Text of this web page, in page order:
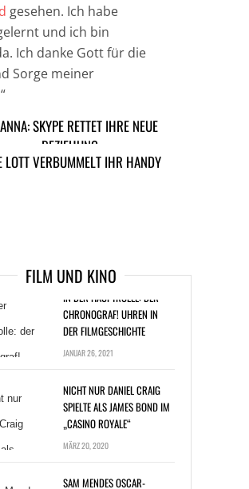
gesehen. Ich habe
und ich bin
Ich danke Gott für die
Sorge meiner
HASSELHOFF HOLLYWOOD
SKYPE RETTET IHRE NEUE
BEZIEHUNG
LOTT VERBUMMELT IHR HANDY
FILM UND KINO
CHRONOGRAF! UHREN IN
DER FILMGESCHICHTE
JANUAR 26, 2021
NICHT NUR DANIEL CRAIG
„CASINO ROYALE“
MÄRZ 20, 2020
SAM MENDES OSCAR-
DER ONE-SHOT-EFFEKT